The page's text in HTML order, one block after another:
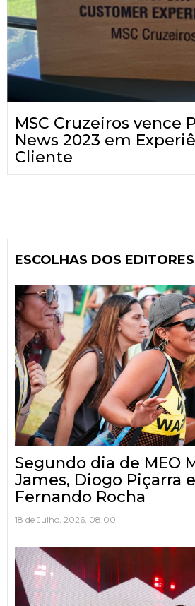
MSC Cruzeiros vence
News 2023 em
Cliente
ESCOLHAS DOS EDITORES
Segundo dia de MEO
James, Diogo Piçarra
Fernando Rocha
18 de Julho, 2026, 08:00